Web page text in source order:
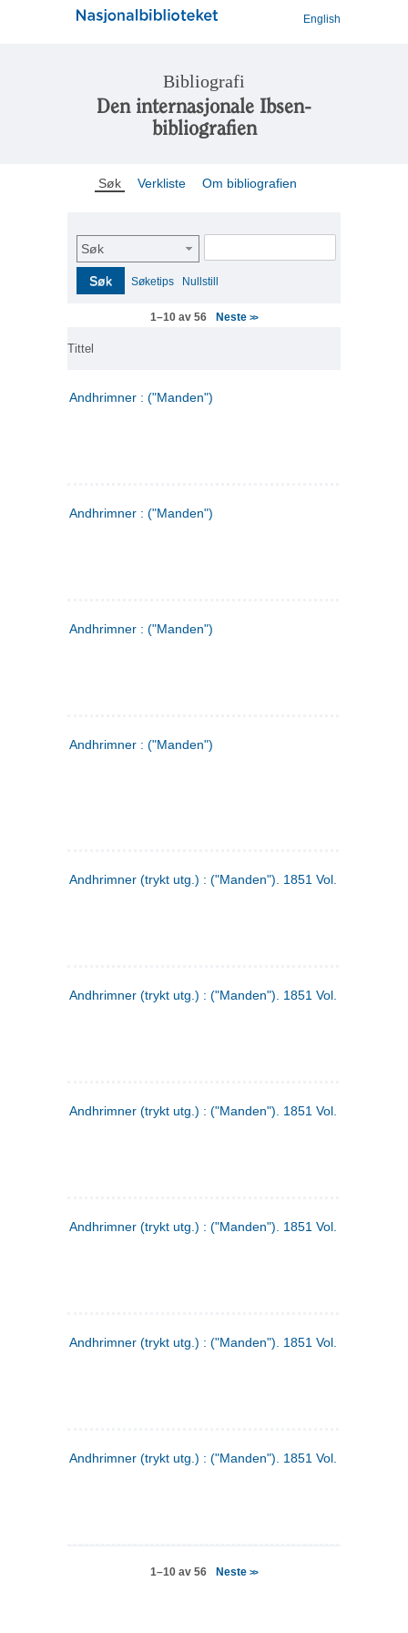
English
Bibliografi
Den internasjonale Ibsen-
bibliografien
Søk Verkliste Om bibliografien
Søk
Søk Søketips Nullstill
1–10 av 56 Neste>>
Tittel
Andhrimner : ("Manden")
Andhrimner : ("Manden")
Andhrimner : ("Manden")
Andhrimner : ("Manden")
Andhrimner (trykt utg.) : ("Manden"). 1851 Vol. 2 Nr. 1
Andhrimner (trykt utg.) : ("Manden"). 1851 Vol. 1 Nr. 10
Andhrimner (trykt utg.) : ("Manden"). 1851 Vol. 1 Nr. 3
Andhrimner (trykt utg.) : ("Manden"). 1851 Vol. 2 Nr. 4
Andhrimner (trykt utg.) : ("Manden"). 1851 Vol. 2 Nr. 6
Andhrimner (trykt utg.) : ("Manden"). 1851 Vol. 1 Nr. 6
1–10 av 56 Neste>>